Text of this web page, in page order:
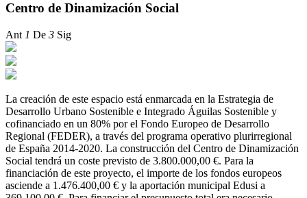
Centro de Dinamización Social
Ant 1 De 3 Sig
La creación de este espacio está enmarcada en la Estrategia de
Desarrollo Urbano Sostenible e Integrado Águilas Sostenible y
cofinanciado en un 80% por el Fondo Europeo de Desarrollo
Regional (FEDER), a través del programa operativo plurirregional
de España 2014-2020. La construcción del Centro de Dinamización
Social tendrá un coste previsto de 3.800.000,00 €. Para la
financiación de este proyecto, el importe de los fondos europeos
asciende a 1.476.400,00 € y la aportación municipal Edusi a